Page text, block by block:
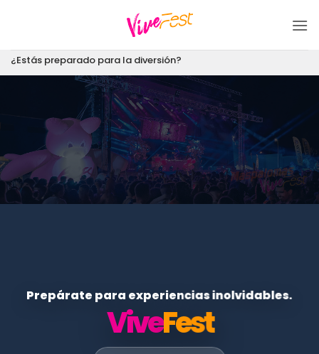
¿Estás preparado para la diversión?
Prepárate para experiencias inolvidables.
ViveFest